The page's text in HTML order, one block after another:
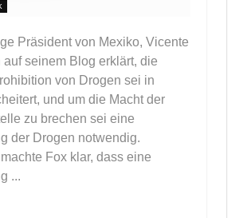
Präsident von Mexiko, Vicente
auf seinem Blog erklärt, die
von Drogen sei in
und um die Macht der
zu brechen sei eine
der Drogen notwendig.
Fox klar, dass eine
...